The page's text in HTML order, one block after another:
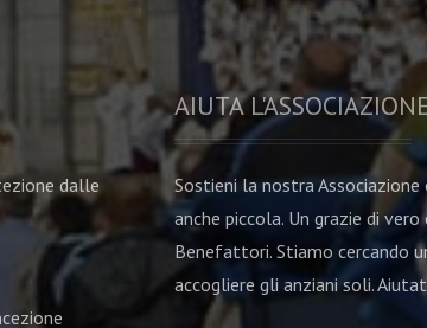
dalle
AIUTA
Sostieni la nostra
anche piccola. Un grazie di
Benefattori. Stiamo cercando
accogliere gli anziani soli.